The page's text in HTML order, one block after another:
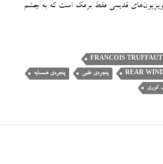
قدیمی فقط برفک است که به چشم
FRANCOIS TRUFFAUT
REAR پنجره‌ی عقبی پنجره‌ی همسایه
کوری